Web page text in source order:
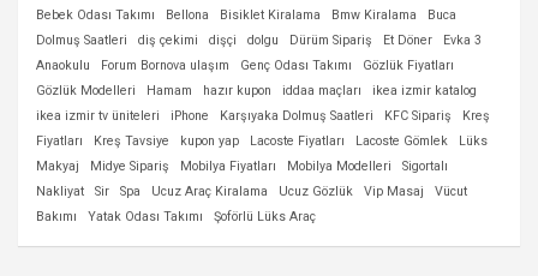
Bebek Odası Takımı
Bellona Bisiklet Kiralama Bmw Kiralama
Buca
Dolmuş Saatleri
diş çekimi dişçi dolgu Dürüm Sipariş Et Döner
Evka 3
Anaokulu
Forum Bornova ulaşım Genç Odası Takımı
Gözlük Fiyatları
Gözlük Modelleri
Hamam hazır kupon iddaa maçları
ikea izmir katalog
ikea izmir tv üniteleri
iPhone Karşıyaka Dolmuş Saatleri KFC Sipariş
Kreş
Fiyatları
Kreş Tavsiye kupon yap Lacoste Fiyatları Lacoste Gömlek
Lüks
Makyaj
Midye Sipariş Mobilya Fiyatları Mobilya Modelleri
Sigortalı
Nakliyat
Sir Spa Ucuz Araç Kiralama Ucuz Gözlük Vip Masaj
Vücut
Bakımı
Yatak Odası Takımı Şoförlü Lüks Araç